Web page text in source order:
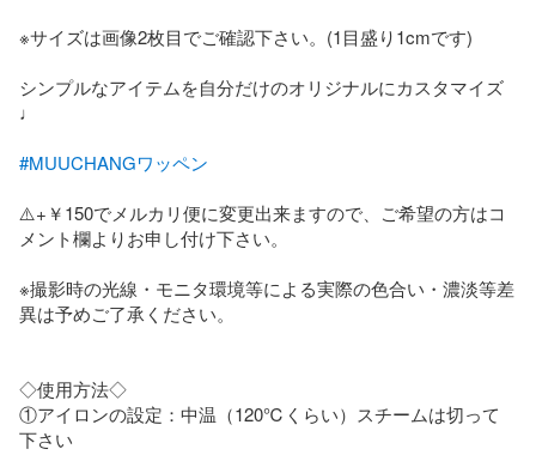
※サイズは画像2枚目でご確認下さい。(1目盛り1cmです)
シンプルなアイテムを自分だけのオリジナルにカスタマイズ
♩
#MUUCHANGワッペン
⚠️+￥150でメルカリ便に変更出来ますので、ご希望の方はコ
メント欄よりお申し付け下さい。
※撮影時の光線・モニタ環境等による実際の色合い・濃淡等差
異は予めご了承ください。
◇使用方法◇
①アイロンの設定：中温（120℃くらい）スチームは切って
下さい